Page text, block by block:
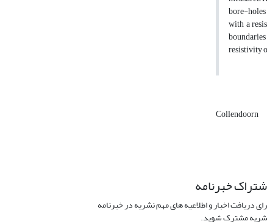
bore-
with a
resistivity
Collendoorn
خبرنامه
دریافت اخبار و اطلاعیه های مهم نشریه در خبرنامه
مشترک شوید.